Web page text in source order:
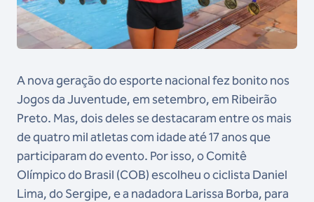
A nova geração do esporte nacional fez bonito nos
Jogos da Juventude, em setembro, em Ribeirão
Preto. Mas, dois deles se destacaram entre os mais
de quatro mil atletas com idade até 17 anos que
participaram do evento. Por isso, o Comitê
Olímpico do Brasil (COB) escolheu o ciclista Daniel
Lima, do Sergipe, e a nadadora Larissa Borba, para